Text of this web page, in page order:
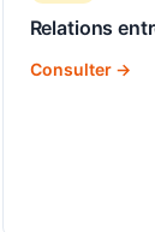
Relations
Consulter →